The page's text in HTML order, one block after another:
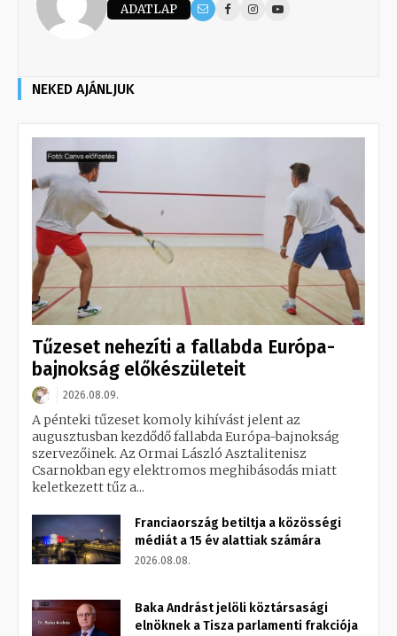
ADATLAP
NEKED AJÁNLJUK
Tűzeset nehezíti a fallabda Európa-
bajnokság előkészületeit
2026.08.09.
A pénteki tűzeset komoly kihívást jelent az
augusztusban kezdődő fallabda Európa-bajnokság
szervezőinek. Az Ormai László Asztalitenisz
Csarnokban egy elektromos meghibásodás miatt
keletkezett tűz a...
Franciaország betiltja a közösségi
médiát a 15 év alattiak számára
2026.08.08.
Baka Andrást jelöli köztársasági
elnöknek a Tisza parlamenti frakciója